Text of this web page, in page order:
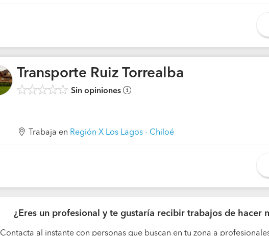
Transporte Ruiz Torrealba
Sin opiniones
Trabaja en Región X Los Lagos - Chiloé
¿Eres un profesional y te gustaría recibir trabajos de hacer
Contacta al instante con personas que buscan en tu zona a